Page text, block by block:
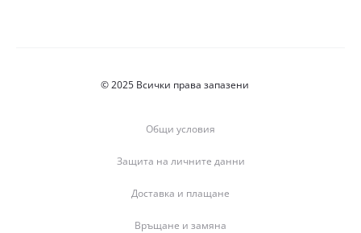
© 2025 Всички права запазени
Общи условия
Защита на личните данни
Доставка и плащане
Връщане и замяна